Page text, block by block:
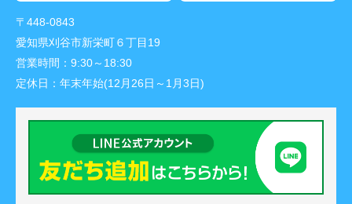
〒448-0843
愛知県刈谷市新栄町６丁目19
営業時間： 9:30～18:30
定休日： 年末年始(12月26日～1月3日)